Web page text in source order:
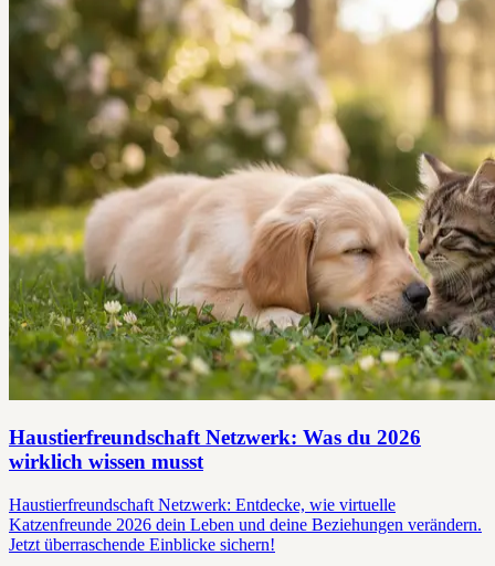
Haustierfreundschaft Netzwerk: Was du 2026
wirklich wissen musst
Haustierfreundschaft Netzwerk: Entdecke, wie virtuelle
Katzenfreunde 2026 dein Leben und deine Beziehungen verändern.
Jetzt überraschende Einblicke sichern!